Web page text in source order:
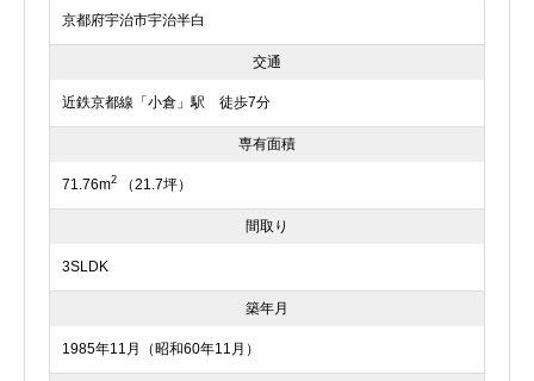
京都府宇治市宇治半白
交通
近鉄京都線「小倉」駅 徒歩7分
専有面積
71.76m2 （21.7坪）
間取り
3SLDK
築年月
1985年11月（昭和60年11月）